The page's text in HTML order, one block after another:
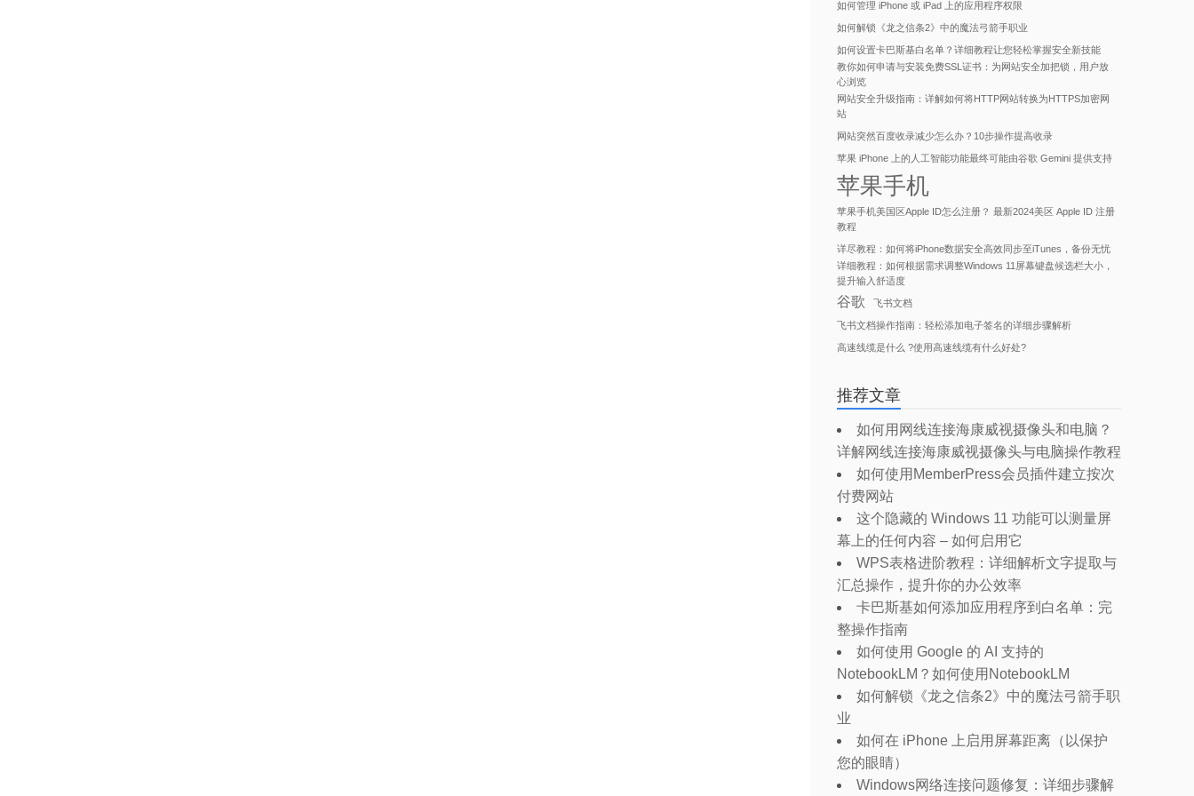
如何管理 iPhone 或 iPad 上的应用程序权限
如何解锁《龙之信条2》中的魔法弓箭手职业
如何设置卡巴斯基白名单？详细教程让您轻松掌握安全新技能
教你如何申请与安装免费SSL证书：为网站安全加把锁，用户放
心浏览
网站安全升级指南：详解如何将HTTP网站转换为HTTPS加密网
站
网站突然百度收录减少怎么办？10步操作提高收录
苹果 iPhone 上的人工智能功能最终可能由谷歌 Gemini 提供支持
苹果手机
苹果手机美国区Apple ID怎么注册？ 最新2024美区 Apple ID 注册
教程
详尽教程：如何将iPhone数据安全高效同步至iTunes，备份无忧
详细教程：如何根据需求调整Windows 11屏幕键盘候选栏大小，
提升输入舒适度
谷歌 飞书文档
飞书文档操作指南：轻松添加电子签名的详细步骤解析
高速线缆是什么 ?使用高速线缆有什么好处?
推荐文章
如何用网线连接海康威视摄像头和电脑？
详解网线连接海康威视摄像头与电脑操作教程
如何使用MemberPress会员插件建立按次
付费网站
这个隐藏的 Windows 11 功能可以测量屏
幕上的任何内容 – 如何启用它
WPS表格进阶教程：详细解析文字提取与
汇总操作，提升你的办公效率
卡巴斯基如何添加应用程序到白名单：完
整操作指南
如何使用 Google 的 AI 支持的
NotebookLM？如何使用NotebookLM
如何解锁《龙之信条2》中的魔法弓箭手职
业
如何在 iPhone 上启用屏幕距离（以保护
您的眼睛）
Windows网络连接问题修复：详细步骤解